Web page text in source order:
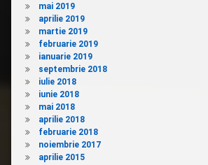
mai 2019
aprilie 2019
martie 2019
februarie 2019
ianuarie 2019
septembrie 2018
iulie 2018
iunie 2018
mai 2018
aprilie 2018
februarie 2018
noiembrie 2017
aprilie 2015